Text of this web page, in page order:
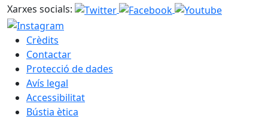
Xarxes socials:
Crèdits
Contactar
Protecció de dades
Avís legal
Accessibilitat
Bústia ètica